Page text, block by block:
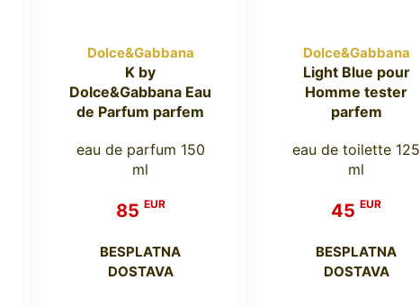
Dolce&Gabbana
K by
Dolce&Gabbana Eau
de Parfum parfem
eau de parfum 150
ml
85 EUR
BESPLATNA
DOSTAVA
Dolce&Gabbana
Light Blue pour
Homme tester
parfem
eau de toilette 125
ml
45 EUR
BESPLATNA
DOSTAVA